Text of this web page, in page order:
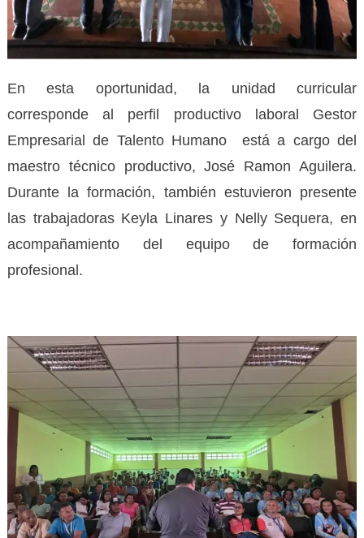
En esta oportunidad, la unidad curricular
corresponde al perfil productivo laboral Gestor
Empresarial de Talento Humano está a cargo del
maestro técnico productivo, José Ramon Aguilera.
Durante la formación, también estuvieron presente
las trabajadoras Keyla Linares y Nelly Sequera, en
acompañamiento del equipo de formación
profesional.